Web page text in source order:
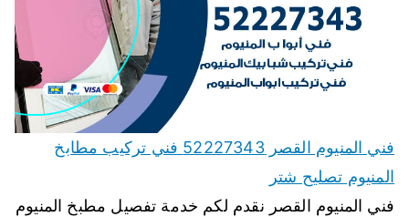
فني المنيوم القصر 52227343 فني تركيب مطابخ
المنيوم تصليح شتر
فني المنيوم القصر نقدم لكم خدمة تفصيل مطبخ المنيوم